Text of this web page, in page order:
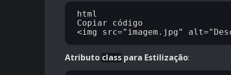
html
Copiar código
Atributo class para Estilização: